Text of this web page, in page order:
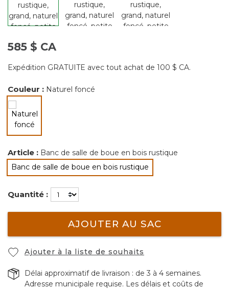
585 $ CA
Expédition GRATUITE avec tout achat de 100 $ CA.
Couleur : Naturel foncé
sélectionné
Article : Banc de salle de boue en bois rustique
Banc de salle de boue en bois rustique
sélectionné
Quantité :
AJOUTER AU SAC
Ajouter à la liste de souhaits
Délai approximatif de livraison : de 3 à 4 semaines.
Adresse municipale requise. Les délais et coûts de